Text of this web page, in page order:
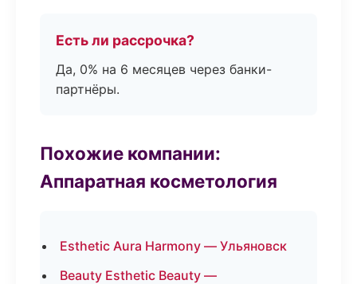
Есть ли рассрочка?
Да, 0% на 6 месяцев через банки-
партнёры.
Похожие компании:
Аппаратная косметология
Esthetic Aura Harmony — Ульяновск
Beauty Esthetic Beauty —